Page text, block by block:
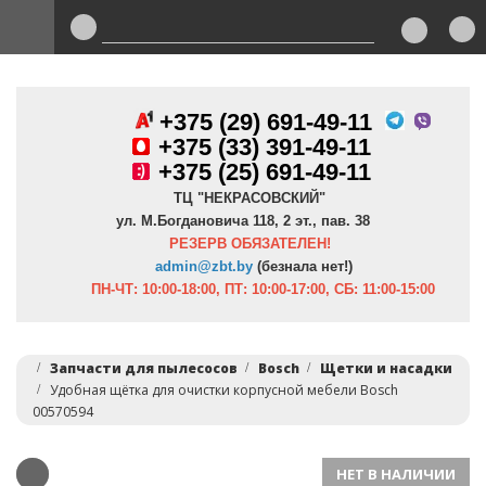
+375 (29) 691-49-11
+375 (33) 391-49-11
+375 (25) 691-49-11
ТЦ "НЕКРАСОВСКИЙ"
ул. М.Богдановича 118, 2 эт., пав. 38
РЕЗЕРВ ОБЯЗАТЕЛЕН!
admin@zbt.by (безнала нет!)
ПН-ЧТ: 10:00-18:00, ПТ: 10:00-17:00, СБ: 11:00-15:00
Запчасти для пылесосов Bosch
Щетки и насадки
Удобная щётка для очистки корпусной мебели Bosch
00570594
НЕТ В НАЛИЧИИ